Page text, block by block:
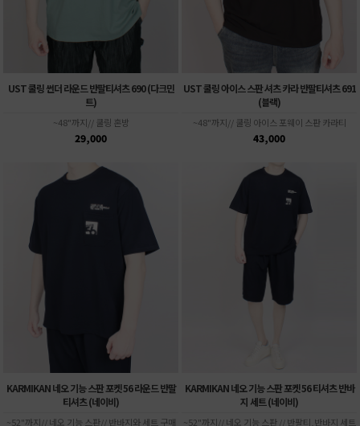
UST 쿨링 썬더 라운드 반팔티셔츠 690 (다크민
트)
~48"까지// 쿨링 혼방
29,000
UST 쿨링 아이스 스판 셔츠 카라 반팔티셔츠 691
(블랙)
~48"까지// 쿨링 아이스 포웨이 스판 카라티
43,000
KARMIKAN 네오 기능 스판 포켓 56 라운드 반팔
티셔츠 (네이비)
~52"까지// 네오 기능 스판// 반바지와 세트 구매
KARMIKAN 네오 기능 스판 포켓 56 티셔츠 반바
지 세트 (네이비)
~52"까지// 네오 기능 스판 // 반팔티,반바지 세트